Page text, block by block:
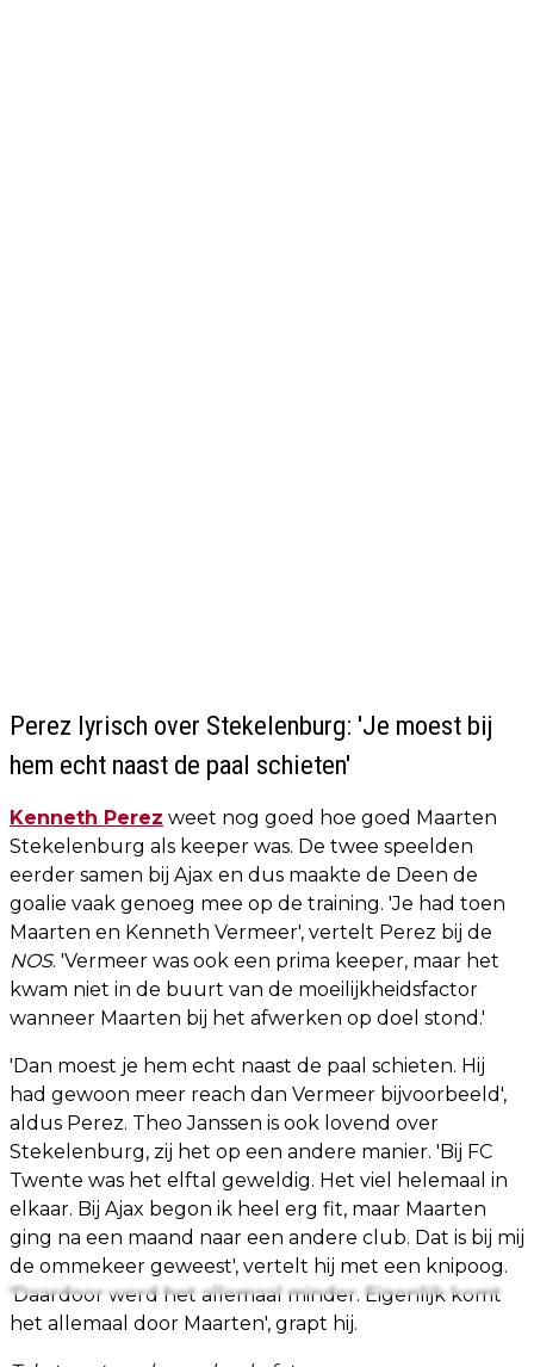
Perez lyrisch over Stekelenburg: 'Je moest bij
hem echt naast de paal schieten'
Kenneth Perez weet nog goed hoe goed Maarten
Stekelenburg als keeper was. De twee speelden
eerder samen bij Ajax en dus maakte de Deen de
goalie vaak genoeg mee op de training. 'Je had toen
Maarten en Kenneth Vermeer', vertelt Perez bij de
NOS. 'Vermeer was ook een prima keeper, maar het
kwam niet in de buurt van de moeilijkheidsfactor
wanneer Maarten bij het afwerken op doel stond.'
'Dan moest je hem echt naast de paal schieten. Hij
had gewoon meer reach dan Vermeer bijvoorbeeld',
aldus Perez. Theo Janssen is ook lovend over
Stekelenburg, zij het op een andere manier. 'Bij FC
Twente was het elftal geweldig. Het viel helemaal in
elkaar. Bij Ajax begon ik heel erg fit, maar Maarten
ging na een maand naar een andere club. Dat is bij mij
de ommekeer geweest', vertelt hij met een knipoog.
'Daardoor werd het allemaal minder. Eigenlijk komt
het allemaal door Maarten', grapt hij.